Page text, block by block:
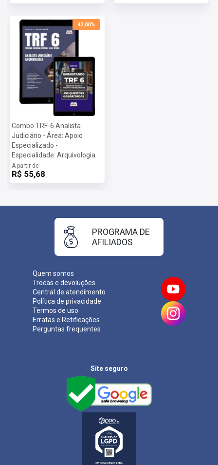
42,00%
Combo TRF-6 Analista
Judiciário - Área: Apoio
Especializado -
Especialidade: Arquivologia
A partir de
R$ 55,68
Quem somos
Trocas e devoluções
Central de atendimento
Política de privacidade
Termos de uso
Erratas e Retificações
Perguntas frequentes
PROGRAMA DE
AFILIADOS
Site seguro